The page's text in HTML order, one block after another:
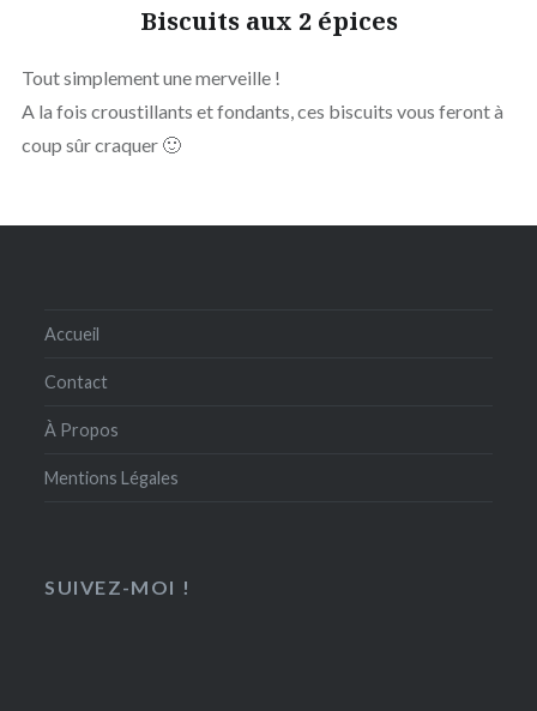
Biscuits aux 2 épices
Tout simplement une merveille !
A la fois croustillants et fondants, ces biscuits vous feront à
coup sûr craquer 🙂
Accueil
Contact
À Propos
Mentions Légales
SUIVEZ-MOI !